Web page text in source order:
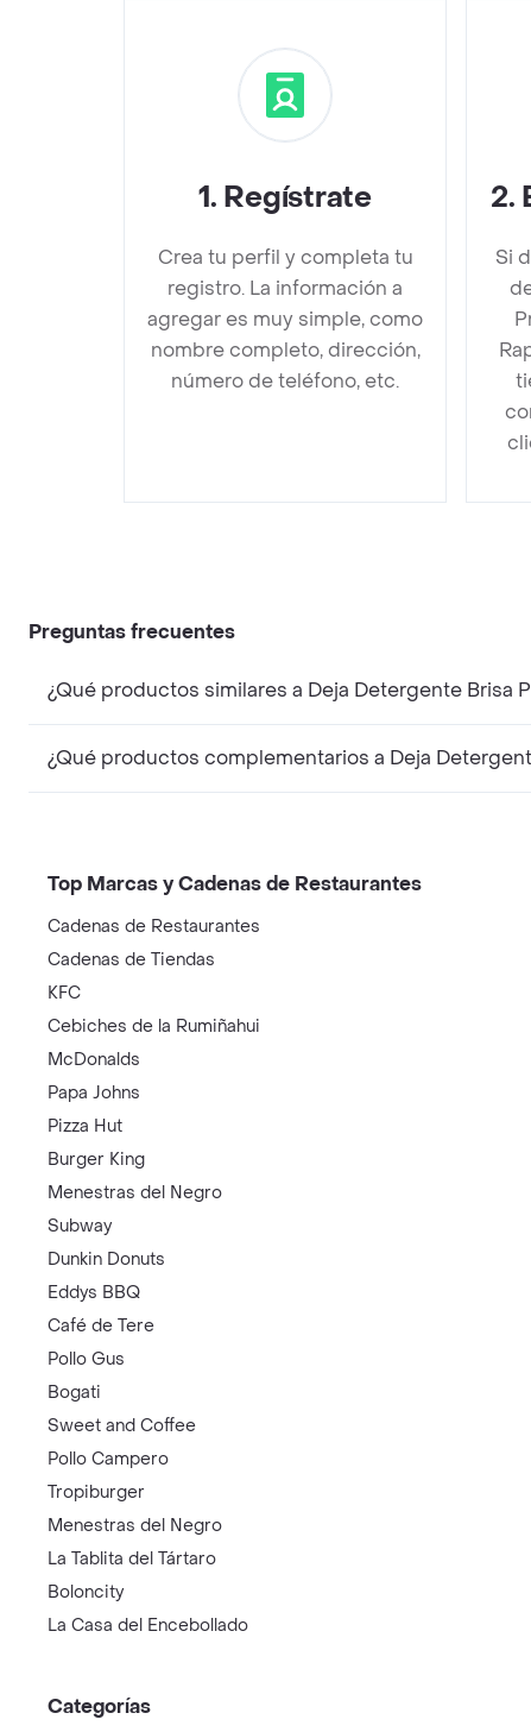
1. Regístrate
Crea tu perfil y completa tu
registro. La información a
agregar es muy simple, como
nombre completo, dirección,
número de teléfono, etc.
2.
Si
Preguntas frecuentes
¿Qué productos similares a Deja Detergente Brisa
¿Qué productos complementarios a Deja
Top Marcas y Cadenas de Restaurantes
Cadenas de Restaurantes
Cadenas de Tiendas
KFC
Cebiches de la Rumiñahui
McDonalds
Papa Johns
Pizza Hut
Burger King
Menestras del Negro
Subway
Dunkin Donuts
Eddys BBQ
Café de Tere
Pollo Gus
Bogati
Sweet and Coffee
Pollo Campero
Tropiburger
Menestras del Negro
La Tablita del Tártaro
Boloncity
La Casa del Encebollado
Categorías